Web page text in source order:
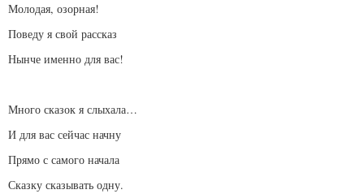
Молодая, озорная!
Поведу я свой рассказ
Нынче именно для вас!
Много сказок я слыхала…
И для вас сейчас начну
Прямо с самого начала
Сказку сказывать одну.